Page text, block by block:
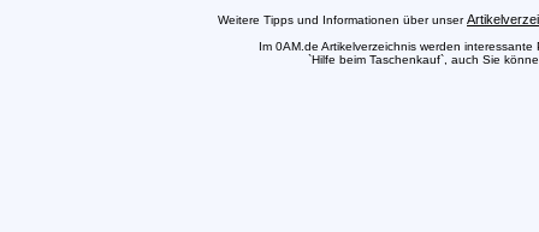
Weitere Tipps und Informationen über unser
Im 0AM.de Artikelverzeichnis werden
`Hilfe beim Taschenkauf`, auch Sie